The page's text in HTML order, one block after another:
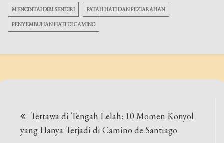
MENCINTAI DIRI SENDIRI PATAH HATI DAN PEZIARAHAN
PENYEMBUHAN HATI DI CAMINO
navigation
Tertawa di Tengah Lelah: 10 Momen Konyol
yang Hanya Terjadi di Camino de Santiago